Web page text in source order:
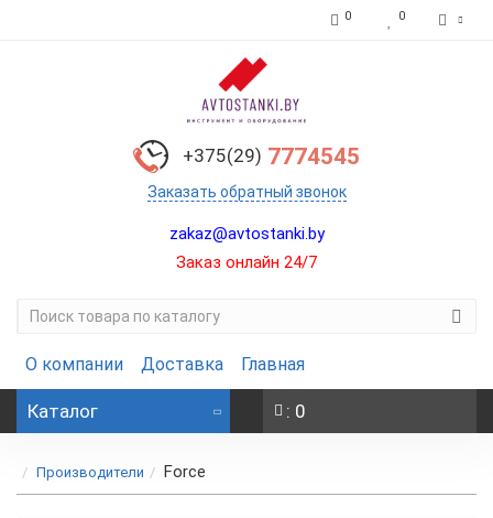
0 0
+375(29) 7774545
Заказать обратный звонок
zakaz@avtostanki.by
Заказ онлайн 24/7
О компании Доставка Главная
Каталог : 0
Производители Force